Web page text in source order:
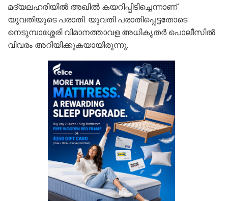
മദ്യലഹരിയിൽ അഖിൽ കയറിപ്പിടിച്ചെന്നാണ്
യുവതിയുടെ പരാതി. യുവതി പരാതിപ്പെട്ടതോടെ
നെടുമ്പാശ്ശേരി വിമാനത്താവള അധികൃതർ പൊലീസിൽ
വിവരം അറിയിക്കുകയായിരുന്നു.